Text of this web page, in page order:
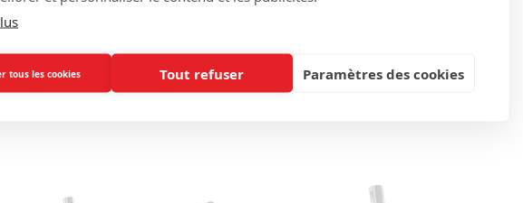
tous les cookies Tout refuser Paramètres des cookies